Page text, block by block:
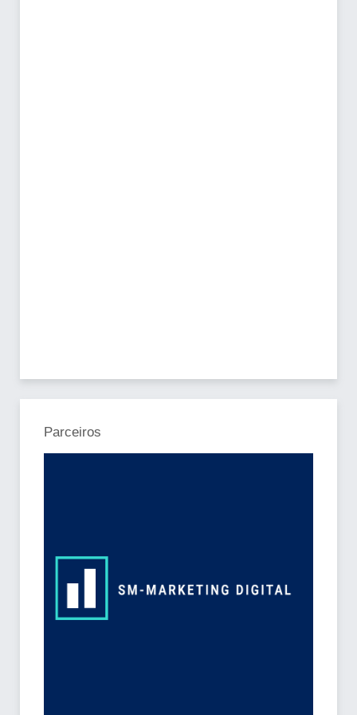
Parceiros